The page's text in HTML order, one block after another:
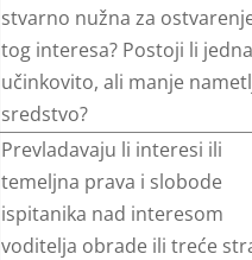
stvarno nužna za
tog interesa? Postoji li
učinkovito, ali manje
sredstvo?
Prevladavaju li interesi ili
temeljna prava i slobode
ispitanika nad interesom
voditelja obrade ili treće